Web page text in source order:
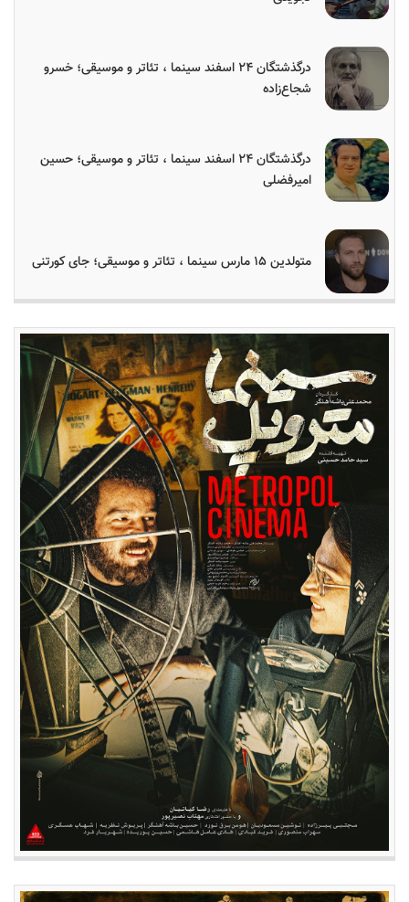
درگذشتگان ۲۴ اسفند سینما ، تئاتر و موسیقی؛ خسرو
شجاع‌زاده
درگذشتگان ۲۴ اسفند سینما ، تئاتر و موسیقی؛ حسین
امیرفضلی
متولدین ۱۵ مارس سینما ، تئاتر و موسیقی؛ جای کورتنی